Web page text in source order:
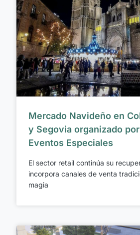
Mercado Navideño en
y Segovia organizado
Eventos Especiales
El sector retail continúa su
incorpora canales de venta
magia